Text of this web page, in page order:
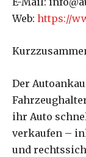
Web: https://
Der
ihr Auto
verkaufen –
und